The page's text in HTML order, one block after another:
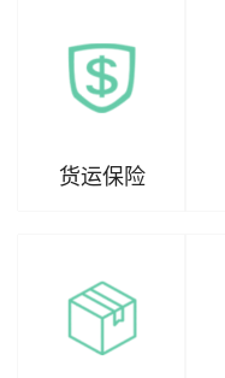
货运保险